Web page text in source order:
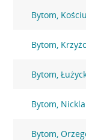
Bytom,
Bytom,
Bytom,
Bytom,
Bytom,